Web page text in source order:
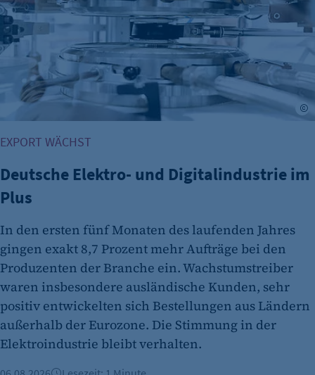
fe_typo_user
fe_typo_user
Anbieter:
CMS TYPO3
Session-Cookie für die Verwaltung von
oder Formularen). Wird auch bei Caching zur
Cookie Laufzeit:
Session
Cookie Consent
Name:
cookie_consent
Dieser Cookie speichert die ausgewählten
Einverständnis-Optionen des Benutzers
EXPORT WÄCHST
Deutsche Elektro- und Digitalindustrie im
Plus
In den ersten fünf Monaten des laufenden Jahres
gingen exakt 8,7 Prozent mehr Aufträge bei den
Produzenten der Branche ein. Wachstumstreiber
waren insbesondere ausländische Kunden, sehr
positiv entwickelten sich Bestellungen aus Ländern
außerhalb der Eurozone. Die Stimmung in der
Elektroindustrie bleibt verhalten.